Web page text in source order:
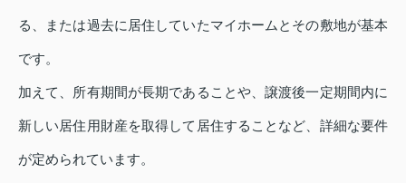
る、または過去に居住していたマイホームとその敷地が基本
です。
加えて、所有期間が長期であることや、譲渡後一定期間内に
新しい居住用財産を取得して居住することなど、詳細な要件
が定められています。